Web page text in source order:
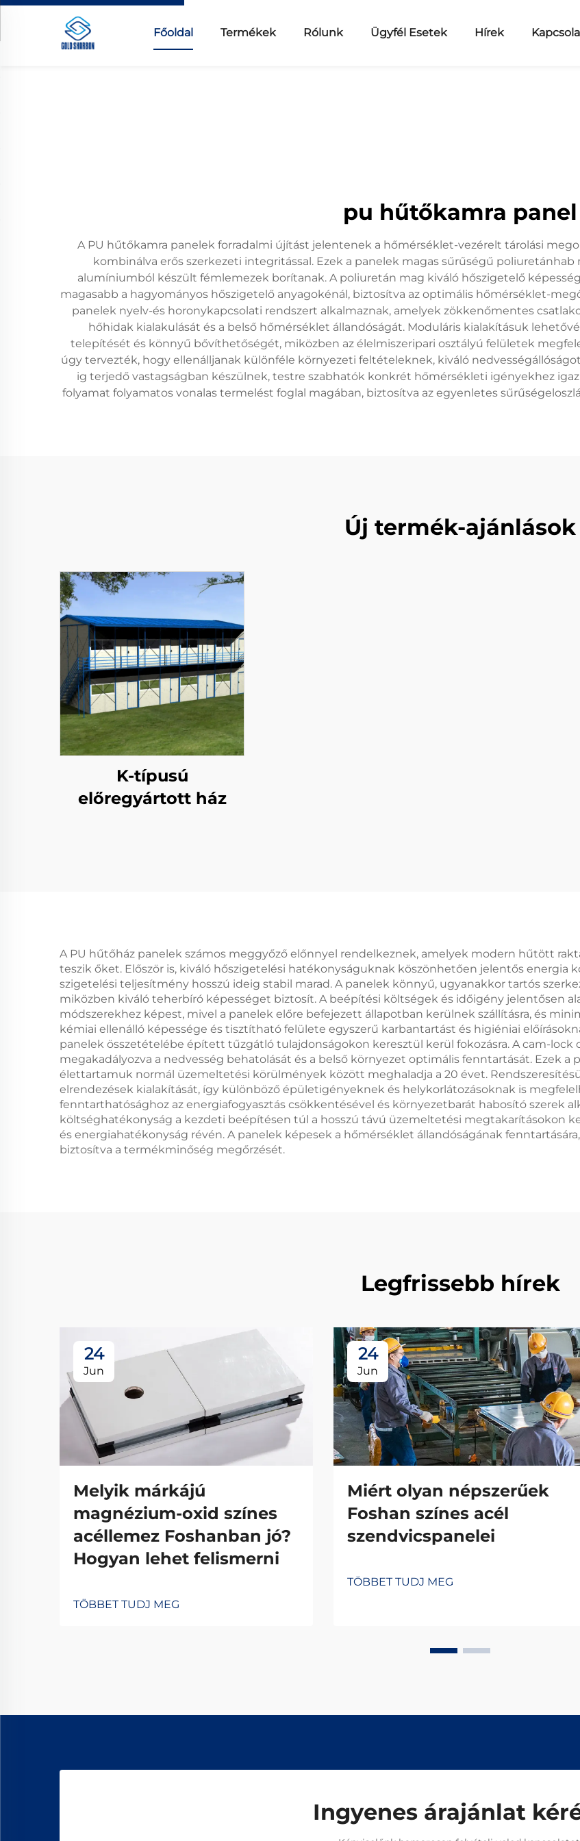
Főoldal Termékek Rólunk Ügyfél Esetek Hírek
pu hűtőkamra panel
A PU hűtőkamra panelek forradalmi újítást jelentenek a hőmérséklet-vezérelt tárolási
kombinálva erős szerkezeti integritással. Ezek a panelek magas sűrűségű
alumíniumból készült fémlemezek borítanak. A poliuretán mag kiváló hőszigetelő
magasabb a hagyományos hőszigetelő anyagokénál, biztosítva az optimális hőmérséklet-
panelek nyelv-és horonykapcsolati rendszert alkalmaznak, amelyek zökkenőmentes
hőhidak kialakulását és a belső hőmérséklet állandóságát. Moduláris kialakításuk
telepítését és könnyű bővíthetőségét, miközben az élelmiszeripari osztályú felületek
úgy tervezték, hogy ellenálljanak különféle környezeti feltételeknek, kiváló
ig terjedő vastagságban készülnek, testre szabhatók konkrét hőmérsékleti igényekhez
folyamat folyamatos vonalas termelést foglal magában, biztosítva az egyenletes
Új termék-ajánlások
K-típusú
előregyártott ház
A PU hűtőház panelek számos meggyőző előnnyel rendelkeznek, amelyek modern hűtött
teszik őket. Először is, kiváló hőszigetelési hatékonyságuknak köszönhetően jelentős energia
szigetelési teljesítmény hosszú ideig stabil marad. A panelek könnyű, ugyanakkor tartós
miközben kiváló teherbíró képességet biztosít. A beépítési költségek és időigény jelentősen
módszerekhez képest, mivel a panelek előre befejezett állapotban kerülnek szállításra, és
kémiai ellenálló képessége és tisztítható felülete egyszerű karbantartást és higiéniai
panelek összetételébe épített tűzgátló tulajdonságokon keresztül kerül fokozásra. A cam-lock
megakadályozva a nedvesség behatolását és a belső környezet optimális fenntartását. Ezek
élettartamuk normál üzemeltetési körülmények között meghaladja a 20 évet.
elrendezések kialakítását, így különböző épületigényeknek és helykorlátozásoknak is
fenntarthatósághoz az energiafogyasztás csökkentésével és környezetbarát habosító szerek
költséghatékonyság a kezdeti beépítésen túl a hosszú távú üzemeltetési megtakarításokon
és energiahatékonyság révén. A panelek képesek a hőmérséklet állandóságának
biztosítva a termékminőség megőrzését.
Legfrissebb hírek
24
Jun
Melyik márkájú
magnézium-oxid színes
acéllemez Foshanban jó?
Hogyan lehet felismerni
TÖBBET TUDJ MEG
24
Jun
Miért olyan népszerűek
Foshan színes acél
szendvicspanelei
TÖBBET TUDJ MEG
Ingyenes árajánlat